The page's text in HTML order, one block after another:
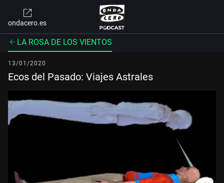
ondacero.es
LA ROSA DE LOS VIENTOS
13/01/2020
Ecos del Pasado: Viajes Astrales